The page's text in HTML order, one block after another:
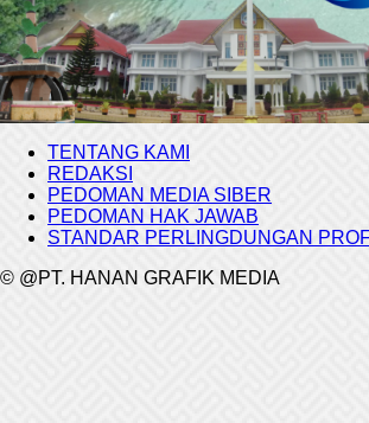
TENTANG KAMI
REDAKSI
PEDOMAN MEDIA SIBER
PEDOMAN HAK JAWAB
STANDAR PERLINGDUNGAN
© @PT. HANAN GRAFIK MEDIA